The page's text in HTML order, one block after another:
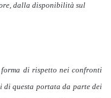
dalla disponibilità sul
di rispetto nei confronti
questa portata da parte dei